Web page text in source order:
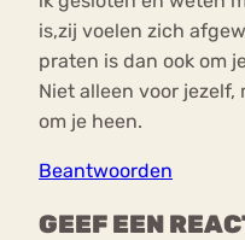
is,zij voelen zich
praten is dan ook om
Niet alleen voor jezelf,
om je heen.
Beantwoorden
GEEF EEN